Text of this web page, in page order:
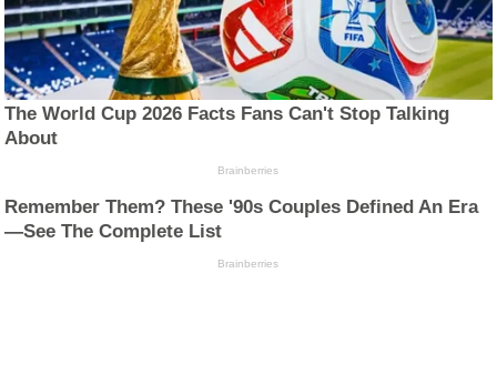
The World Cup 2026 Facts Fans Can't Stop Talking
About
Brainberries
Remember Them? These '90s Couples Defined An Era
—See The Complete List
Brainberries